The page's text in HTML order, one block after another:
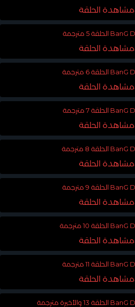
مشاهدة الحلقة
مشاهدة الحلقة
مشاهدة الحلقة
مشاهدة الحلقة
مشاهدة الحلقة
مشاهدة الحلقة
مشاهدة الحلقة
مشاهدة الحلقة